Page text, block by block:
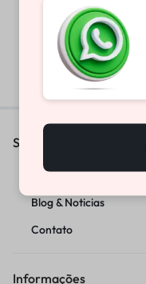
CALCO DE MOLA
275,02
Sobre
Sobre-nos
Blog & Noticias
Contato
Informações